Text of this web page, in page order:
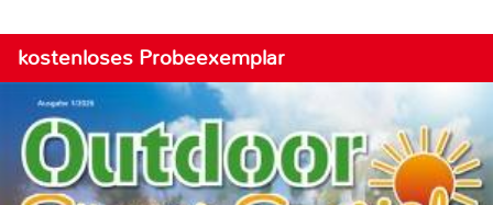
kostenloses Probeexemplar